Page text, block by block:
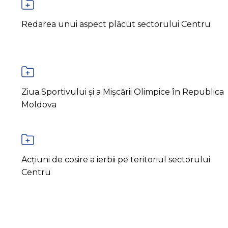
Redarea unui aspect plăcut sectorului Centru
Ziua Sportivului și a Mișcării Olimpice în Republica
Moldova
Acțiuni de cosire a ierbii pe teritoriul sectorului
Centru